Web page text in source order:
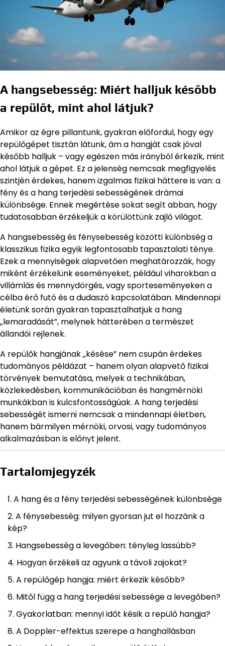
A hangsebesség: Miért halljuk később
a repülőt, mint ahol látjuk?
Amikor az égre pillantunk, gyakran előfordul, hogy egy
repülőgépet tisztán látunk, ám a hangját csak jóval
később halljuk – vagy egészen más irányból érkezik, mint
ahol látjuk a gépet. Ez a jelenség nemcsak megfigyelés
szintjén érdekes, hanem izgalmas fizikai háttere is van: a
fény és a hang terjedési sebességének drámai
különbsége. Ennek megértése sokat segít abban, hogy
tudatosabban érzékeljük a körülöttünk zajló világot.
A hangsebesség és fénysebesség közötti különbség a
klasszikus fizika egyik legfontosabb tapasztalati ténye.
Ezek a mennyiségek alapvetően meghatározzák, hogy
miként érzékelünk eseményeket, például viharokban a
villámlás és mennydörgés, vagy sporteseményeken a
célba érő futó és a dudaszó kapcsolatában. Mindennapi
életünk során gyakran tapasztalhatjuk a hang
„lemaradását”, melynek hátterében a természet
állandói rejlenek.
A repülők hangjának „késése” nem csupán érdekes
tudományos példázat – hanem olyan alapvető fizikai
törvények bemutatása, melyek a technikában,
közlekedésben, kommunikációban és hangmérnöki
munkákban is kulcsfontosságúak. A hang terjedési
sebességét ismerni nemcsak a mindennapi életben,
hanem bármilyen mérnöki, orvosi, vagy tudományos
alkalmazásban is előnyt jelent.
Tartalomjegyzék
A hang és a fény terjedési sebességének különbsége
A fénysebesség: milyen gyorsan jut el hozzánk a
kép?
Hangsebesség a levegőben: tényleg lassúbb?
Hogyan érzékeli az agyunk a távoli zajokat?
A repülőgép hangja: miért érkezik később?
Mitől függ a hang terjedési sebessége a levegőben?
Gyakorlatban: mennyi időt késik a repülő hangja?
A Doppler-effektus szerepe a hanghallásban